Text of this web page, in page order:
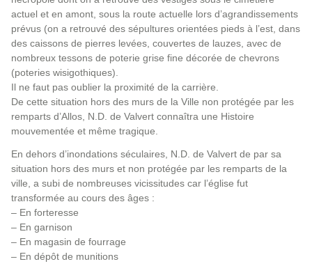
actuel et en amont, sous la route actuelle lors d’agrandissements
prévus (on a retrouvé des sépultures orientées pieds à l’est, dans
des caissons de pierres levées, couvertes de lauzes, avec de
nombreux tessons de poterie grise fine décorée de chevrons
(poteries wisigothiques).
Il ne faut pas oublier la proximité de la carrière.
De cette situation hors des murs de la Ville non protégée par les
remparts d’Allos, N.D. de Valvert connaîtra une Histoire
mouvementée et même tragique.
En dehors d’inondations séculaires, N.D. de Valvert de par sa
situation hors des murs et non protégée par les remparts de la
ville, a subi de nombreuses vicissitudes car l’église fut
transformée au cours des âges :
– En forteresse
– En garnison
– En magasin de fourrage
– En dépôt de munitions